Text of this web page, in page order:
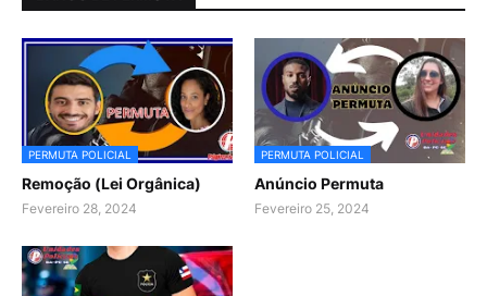
PERMUTA POLICIAL
Remoção (Lei Orgânica)
Fevereiro 28, 2024
PERMUTA POLICIAL
Anúncio Permuta
Fevereiro 25, 2024